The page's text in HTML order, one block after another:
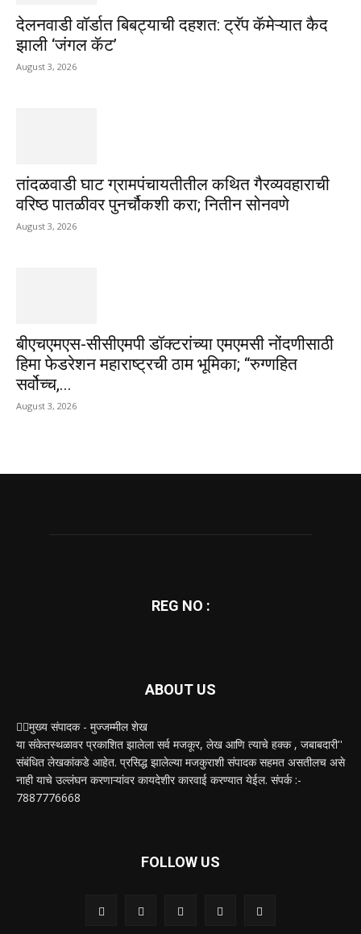
देलनवाडी वॉर्डात बिबट्याची दहशत: ट्रॅप कॅमेऱ्यात कैद
झाली ‘जंगल कॅट’
August 3, 2026
तांदळवाडी घाट ग्रामपंचायतीतील कथित गैरव्यवहाराची
वरिष्ठ पातळीवर पुनर्चौकशी करा; नितीन सोनवणे
August 3, 2026
बीएचएमएस-सीसीएमपी डॉक्टरांच्या एमएमसी नोंदणीसाठी
हिमा फेडरेशन महाराष्ट्रची ठाम भूमिका; “रुग्णहित
सर्वोच्च,...
August 3, 2026
REG NO :
ABOUT US
✍🏻मुख्य संपादक - मुज्जम्मील शेख
या संकेतस्थळावर प्रकाशित झालेला सर्व मजकूर, लेख आणि त्याचे हक्क , जबाबदारी''
संबंधित लेखकांकडे आहेत. प्रसिद्ध झालेल्या मजकुराशी संपादक सहमत असतीलच असे
नाही याचे उल्लंघन करणाऱ्यांवर कायदेशीर कारवाई करण्यात येईल. संपर्क :-
7887776668
FOLLOW US